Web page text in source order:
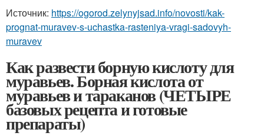
Источник: https://ogorod.zelynyjsad.info/novosti/kak-
prognat-muravev-s-uchastka-rasteniya-vragi-sadovyh-
muravev
Как развести борную кислоту для
муравьев. Борная кислота от
муравьев и тараканов (ЧЕТЫРЕ
базовых рецепта и готовые
препараты)